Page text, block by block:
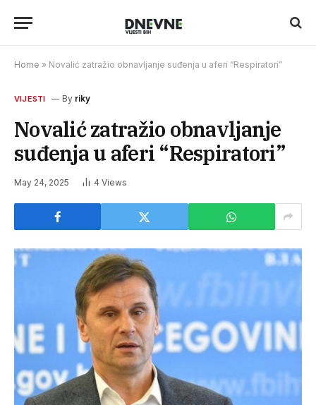
Home » Novalić zatražio obnavljanje suđenja u aferi “Respiratori”
VIJESTI By riky
Novalić zatražio obnavljanje
suđenja u aferi “Respiratori”
May 24, 2025 4 Views